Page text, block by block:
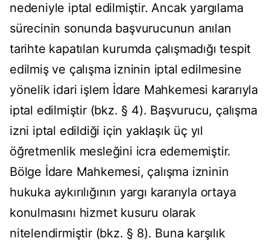
nedeniyle iptal edilmiştir. Ancak yargılama
sürecinin sonunda başvurucunun anılan
tarihte kapatılan kurumda çalışmadığı tespit
edilmiş ve çalışma izninin iptal edilmesine
yönelik idari işlem İdare Mahkemesi kararıyla
iptal edilmiştir (bkz. § 4). Başvurucu, çalışma
izni iptal edildiği için yaklaşık üç yıl
öğretmenlik mesleğini icra edememiştir.
Bölge İdare Mahkemesi, çalışma izninin
hukuka aykırılığının yargı kararıyla ortaya
konulmasını hizmet kusuru olarak
nitelendirmiştir (bkz. § 8). Buna karşılık